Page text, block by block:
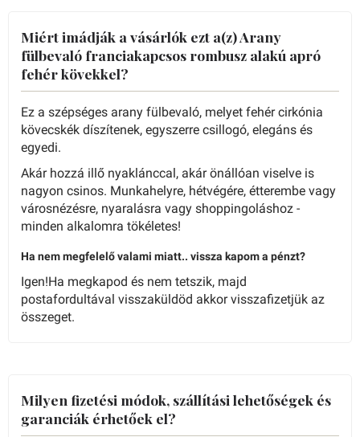
Miért imádják a vásárlók ezt a(z) Arany
fülbevaló franciakapcsos rombusz alakú apró
fehér kövekkel?
Ez a szépséges arany fülbevaló, melyet fehér cirkónia
kövecskék díszítenek, egyszerre csillogó, elegáns és
egyedi.
Akár hozzá illő nyaklánccal, akár önállóan viselve is
nagyon csinos. Munkahelyre, hétvégére, étterembe vagy
városnézésre, nyaralásra vagy shoppingoláshoz -
minden alkalomra tökéletes!
Ha nem megfelelő valami miatt.. vissza kapom a pénzt?
Igen!Ha megkapod és nem tetszik, majd
postafordultával visszaküldöd akkor visszafizetjük az
összeget.
Milyen fizetési módok, szállítási lehetőségek és
garanciák érhetőek el?